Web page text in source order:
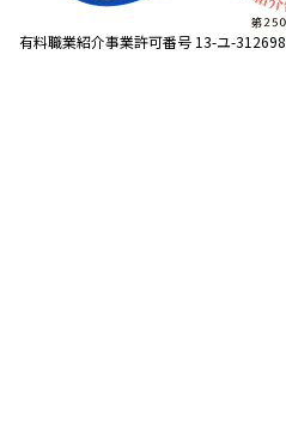
有料職業紹介事業許可番号 13-ユ-312698